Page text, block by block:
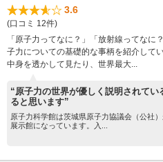
3.6
(口コミ 12件)
「原子力ってなに？」「放射線ってな
子力についての基礎的な事柄を紹介して
中身を透かして見たり、世界最大...
“原子力の世界が優しく説明されて
ると思います”
原子力科学館は茨城県原子力協議会（公社
展示館になっています。入...